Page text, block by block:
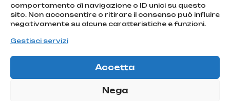
comportamento di navigazione o ID unici su questo
sito. Non acconsentire o ritirare il consenso può influire
negativamente su alcune caratteristiche e funzioni.
Gestisci servizi
Accetta
Nega
We chase
emotions
Via Montello, 80
info@atcommunication.it
@2025 ATCommunication
Iscriviti
newsletter!
Iscriviti!